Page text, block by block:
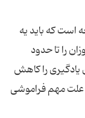
که باید یه
را تا حدود
یادگیری را کاهش
علت مهم فراموشی